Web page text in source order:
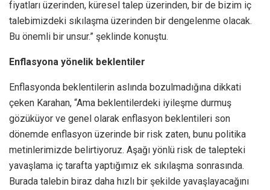
fiyatları üzerinden, küresel talep üzerinden, bir de bizim iç
talebimizdeki sıkılaşma üzerinden bir dengelenme olacak.
Bu önemli bir unsur.” şeklinde konuştu.
Enflasyona yönelik beklentiler
Enflasyonda beklentilerin aslında bozulmadığına dikkati
çeken Karahan, “Ama beklentilerdeki iyileşme durmuş
gözüküyor ve genel olarak enflasyon beklentileri son
dönemde enflasyon üzerinde bir risk zaten, bunu politika
metinlerimizde belirtiyoruz. Aşağı yönlü risk de talepteki
yavaşlama iç tarafta yaptığımız ek sıkılaşma sonrasında.
Burada talebin biraz daha hızlı bir şekilde yavaşlayacağını